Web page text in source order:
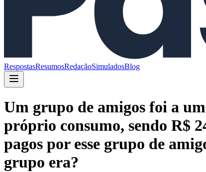
RespostasResumosRedaçãoSimuladosBlog
Um grupo de amigos foi a
próprio consumo, sendo R$
pagos por esse grupo de
grupo era?